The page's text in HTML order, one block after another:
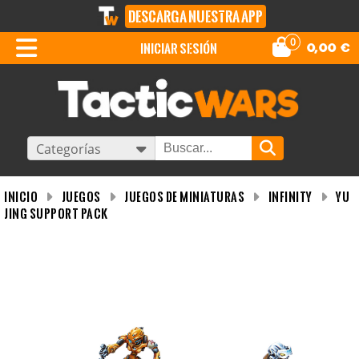
DESCARGA NUESTRA APP
0 0,00 €
iniciar sesión
Categorías
INICIO Juegos Juegos de miniaturas Infinity
Yu
Jing Support Pack